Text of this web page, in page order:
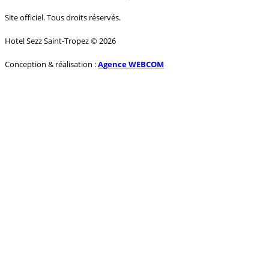
Site officiel. Tous droits réservés.
Hotel Sezz Saint-Tropez © 2026
Conception & réalisation :Agence WEBCOM